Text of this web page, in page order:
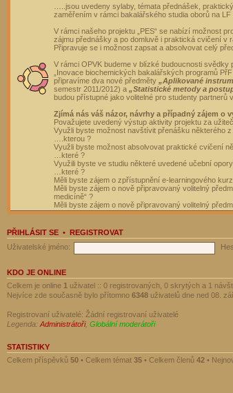
…..jsou uvedeny sylaby, témata přednášek,
zaměřením v rámci bakalářského studia oborů na LF
V rámci našeho projektu „PES“ se nabízí možnost
zájmu přednášky a po domluvě i praktická cvičení v
Připravuje se i možnost zapsat a absolvovat celý
V rámci OPVK budeme v blízké budoucnosti
„Inovace biochemických bakalářských programů
připravíme dva nové předměty „Aplikované
semestr 2011/2012) a „Statistické metody a
budou přístupné jako volitelné pro studenty partnerů
Zjímá nás váš názor, návrhy a případný zájem o
Považujete uvedený výstup aktivity projektu za
Využli byste možnost navštívit přenášku některého
….kterou ?
Využli byste možnost absolvovat praktické cvičení
…které ?
Využili byste ve studiu některé uvedené učební
…které ?
Měli byste zájem o zpřístupnění e-learningového
Měli byste zájem o nově připravovaný volitelný
medicíně“ ?
Měli byste zájem o nově připravovaný volitelný
PŘIHLÁSIT SE • REGISTROVAT
Uživatelské jméno:
KDO JE ONLINE
Celkem je online 1 uživatel :: 0 registrovaných, 0 skrytých a 1
Nejvíce zde současně bylo přítomno 6348 uživatelů dne ned 08.
Registrovaní uživatelé: Žádní registrovaní uživatelé
Legenda: Administrátoři, Globální moderátoři
STATISTIKY
Celkem příspěvků 50 • Celkem témat 35 • Celkem členů 42 •